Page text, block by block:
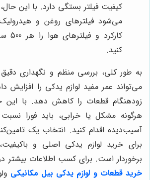
کیفیت فیلتر بستگی دارد. با این
کنید.
به طور کلی، بررسی منظم و نگهداری دقیق
می‌تواند عمر مفید لوازم یدکی را افزایش
زودهنگام قطعات را کاهش دهد. با این
هرگونه مشکل یا خرابی، باید فورا
آسیب‌دیده اقدام کنید. انتخاب یک
برای خرید لوازم یدکی اصلی و
برخوردار است. برای کسب اطلاعات بیشتر
خرید قطعات و لوازم یدکی بیل مکانیکی